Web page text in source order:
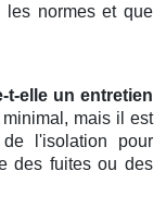
les normes et que
t-elle un entretien
mais il est
l'isolation pour
des fuites ou des